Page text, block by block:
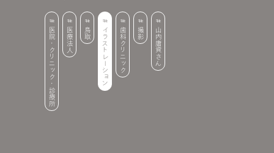
医院・クリニック・診療所 医療法人 鳥取 イラストレーション 歯科クリニック 撮影 山内庸資さん